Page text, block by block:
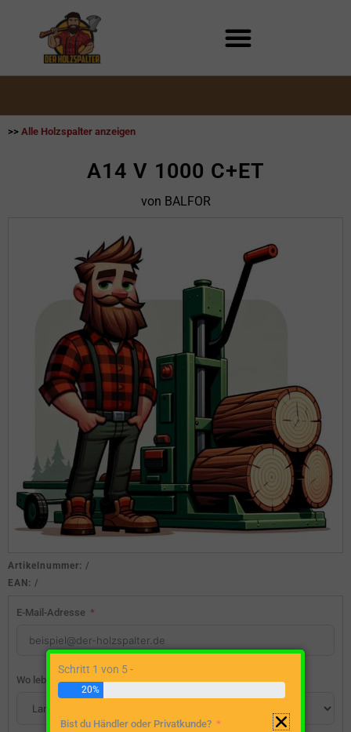
>> Alle Holzspalter anzeigen
A14 V 1000 C+ET
von BALFOR
Artikelnummer: /
EAN: /
E-Mail-Adresse
Wo lebst du?
Schritt 1 von 5 -
20%
Bist du Händler oder Privatkunde?